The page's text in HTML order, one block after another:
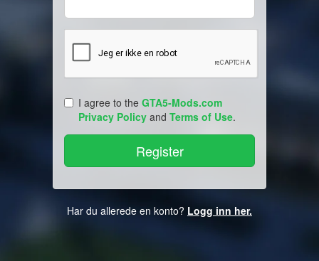
I agree to the GTA5-Mods.com
Privacy Policy and Terms of Use.
Har du allerede en konto? Logg inn her.